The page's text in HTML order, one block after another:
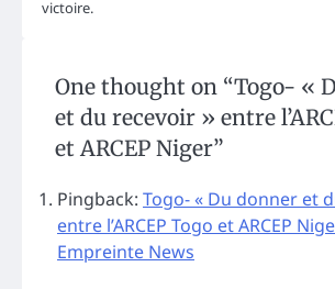
victoire.
One thought on “Togo- «
et du recevoir » entre
et ARCEP Niger”
Pingback: Togo- « Du donner et
entre l’ARCEP Togo et ARCEP
Empreinte News